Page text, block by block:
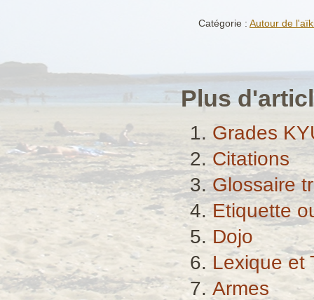
Catégorie : Autour de
Plus
Grades
Citations
Glossaire
Etiquette
Dojo
Lexique et
Armes